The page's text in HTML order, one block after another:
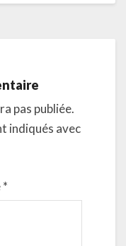
pas publiée.
indiqués avec
*